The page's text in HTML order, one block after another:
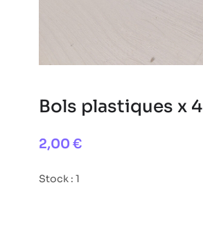
Bols plastiques x 4
2,00 €
Stock : 1